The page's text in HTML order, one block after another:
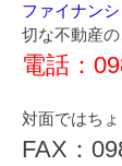
ファイナン
切な不動産
電話：
対面ではちょ
FAX：